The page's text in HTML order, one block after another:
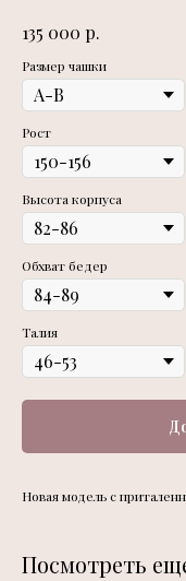
135 000 р.
Размер чашки
Рост
Высота корпуса
Обхват бедер
Талия
Новая модель с
Посмотреть